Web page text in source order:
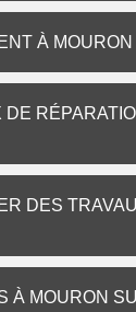
À
DES
À MOURON